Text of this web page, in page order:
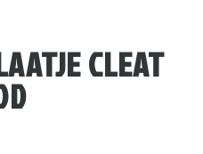
CLEAT